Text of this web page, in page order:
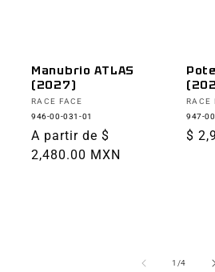
Manubrio ATLAS
(2027)
Proveedor:
RACE FACE
946-00-031-01
Precio
habitual
A partir de $
2,480.00 MXN
RACE
947-
$
1 /de
4